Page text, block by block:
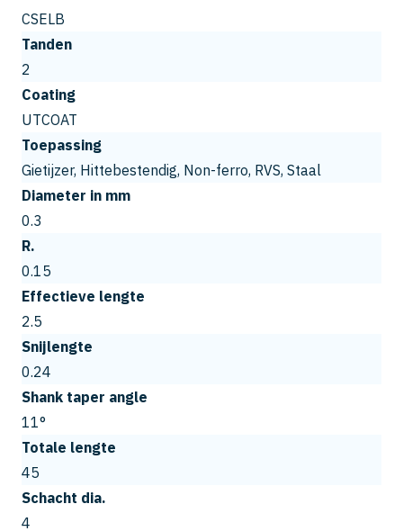
CSELB
Tanden
2
Coating
UTCOAT
Toepassing
Gietijzer, Hittebestendig, Non-ferro, RVS, Staal
Diameter in mm
0.3
R.
0.15
Effectieve lengte
2.5
Snijlengte
0.24
Shank taper angle
11°
Totale lengte
45
Schacht dia.
4